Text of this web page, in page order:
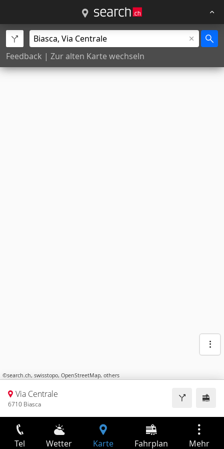
Feedback | Zur alten Karte wechseln
©search.ch, swisstopo, OpenStreetMap, others
Via Centrale
6710 Biasca
Tel Wetter Karte Fahrplan Mehr